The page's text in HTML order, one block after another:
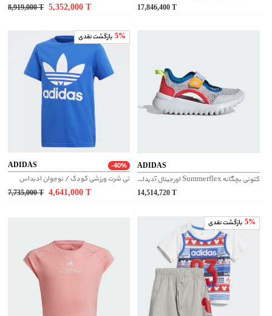
8,919,000 T 5,352,000 17,846,400
5% بازگشت نقدی
ADIDAS -40%
تی شرت ورزشی کودک / نوجوان ادیداس
7,735,000 T 4,641,000
ADIDAS
کتونی بچگانه Summerflex اورجینال آدیداس | IH8730
14,514,720
5% بازگشت نقدی